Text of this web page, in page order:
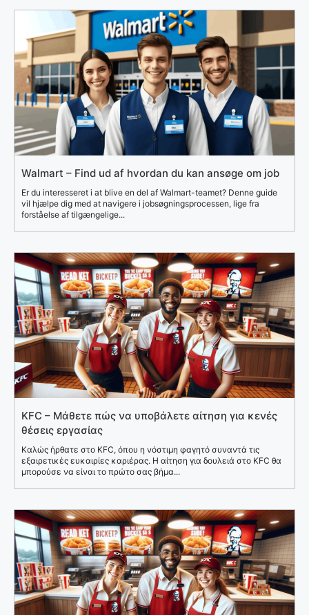
Walmart – Find ud af hvordan du kan ansøge om job
Er du interesseret i at blive en del af Walmart-teamet? Denne guide
vil hjælpe dig med at navigere i jobsøgningsprocessen, lige fra
forståelse af tilgængelige...
KFC – Μάθετε πώς να υποβάλετε αίτηση για κενές
θέσεις εργασίας
Καλώς ήρθατε στο KFC, όπου η νόστιμη φαγητό συναντά τις
εξαιρετικές ευκαιρίες καριέρας. Η αίτηση για δουλειά στο KFC θα
μπορούσε να είναι το πρώτο σας βήμα...